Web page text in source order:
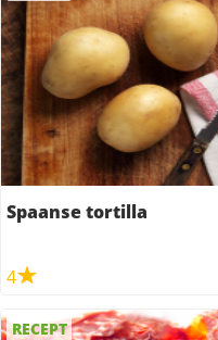
Spaanse tortilla
4
RECEPT